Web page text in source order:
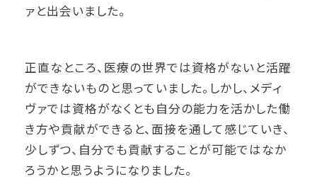
ァと出会いました。
正直なところ、医療の世界では資格がないと活躍
ができないものと思っていました。しかし、メディ
ヴァでは資格がなくとも自分の能力を活かした働
き方や貢献ができると、面接を通して感じていき、
少しずつ、自分でも貢献することが可能ではなか
ろうかと思うようになりました。